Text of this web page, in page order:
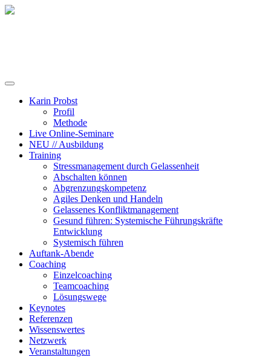
Karin Probst
Profil
Methode
Live Online-Seminare
NEU // Ausbildung
Training
Stressmanagement durch Gelassenheit
Abschalten können
Abgrenzungskompetenz
Agiles Denken und Handeln
Gelassenes Konfliktmanagement
Gesund führen: Systemische Führungskräfte
Entwicklung
Systemisch führen
Auftank-Abende
Coaching
Einzelcoaching
Teamcoaching
Lösungswege
Keynotes
Referenzen
Wissenswertes
Netzwerk
Veranstaltungen